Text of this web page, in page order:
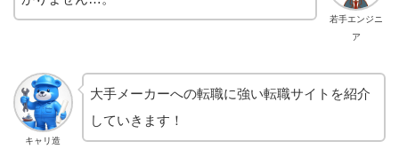
若手エンジニ
ア
キャリ造
大手メーカーへの転職に強い転職サイトを紹介
していきます！